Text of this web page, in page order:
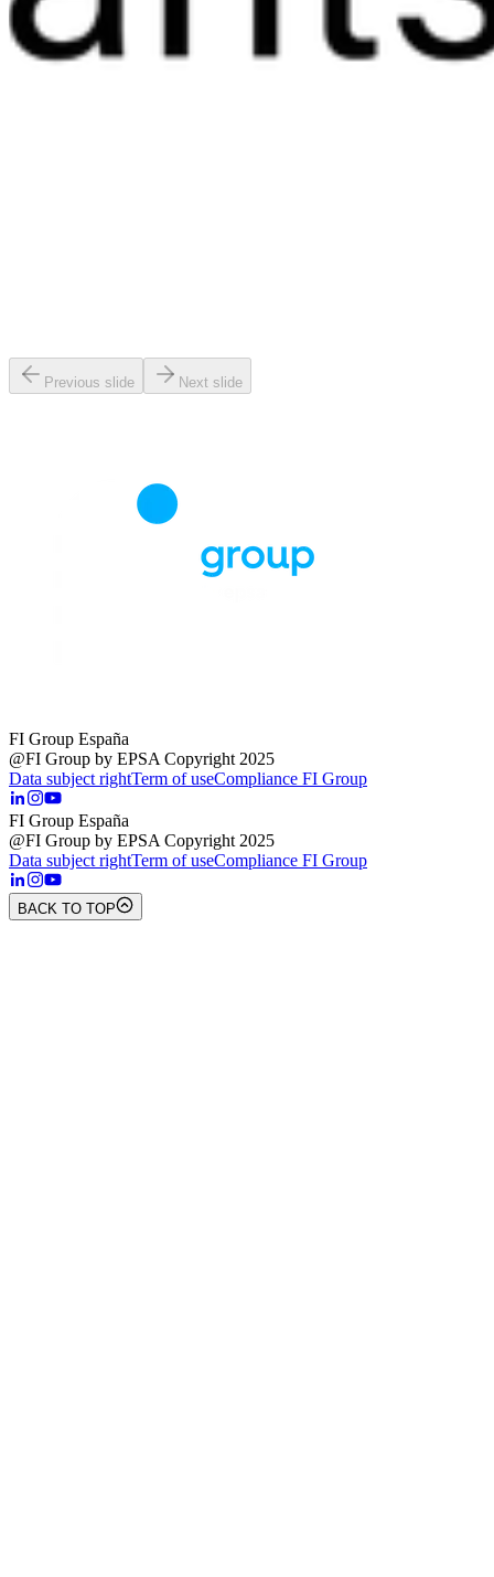
Previous slide Next slide
FI Group España
@FI Group by EPSA Copyright 2025
Data subject rightTerm of useCompliance FI Group
FI Group España
@FI Group by EPSA Copyright 2025
Data subject rightTerm of useCompliance FI Group
BACK TO TOP